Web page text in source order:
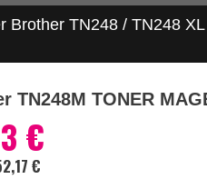
Brother TN248 / TN248
TN248M TONER
€
€